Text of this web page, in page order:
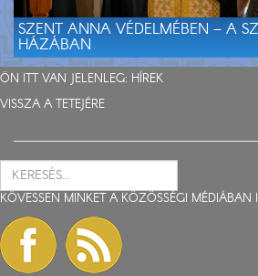
SZENT ANNA VÉDELMÉBEN – A
HÁZÁBAN
ÖN ITT VAN JELENLEG: HÍREK
VISSZA A TETEJÉRE
KÖVESSEN MINKET A KÖZÖSSÉGI MÉDIÁBAN